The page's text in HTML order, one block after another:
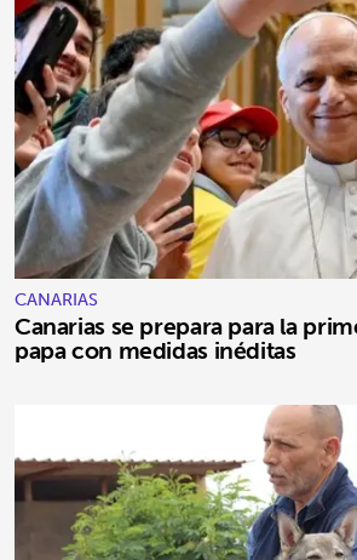
CANARIAS
Canarias se prepara para la
papa con medidas inéditas